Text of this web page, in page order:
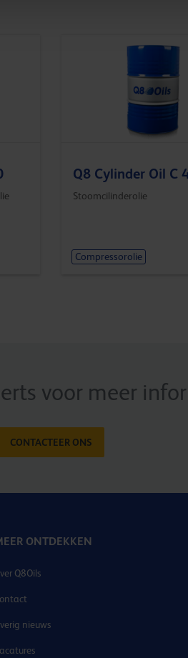
Q8 Cylinder Oil C
Stoomcilinderolie
Compressorolie
voor meer
CONTACTEER ONS
ONTDEKKEN
Q8Oils
nieuws